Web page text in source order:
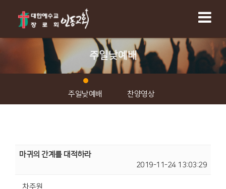
주일낮예배
주일낮예배 찬양영상
마귀의 간계를 대적하라
2019-11-24 13:03:29
차주원